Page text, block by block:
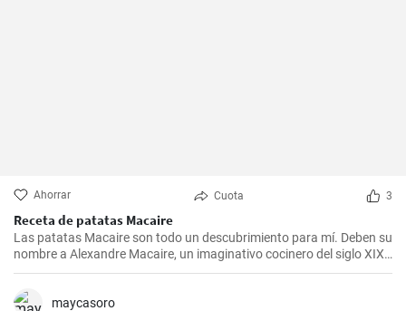
Ahorrar Cuota 3
Receta de patatas Macaire
Las patatas Macaire son todo un descubrimiento para mí. Deben su
nombre a Alexandre Macaire, un imaginativo cocinero del siglo XIX.
Este plato de patatas de sabor exquisito es en realidad muy sencillo
cocinar con mi familia los fines de semana, cuando podemos
maycasoro